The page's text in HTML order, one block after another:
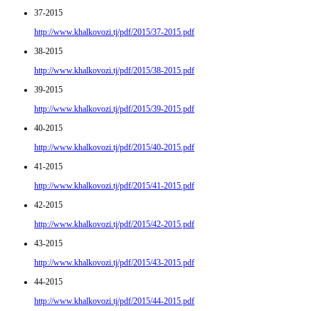
37-2015
http://www.khalkovozi.tj/pdf/2015/37-2015.pdf
38-2015
http://www.khalkovozi.tj/pdf/2015/38-2015.pdf
39-2015
http://www.khalkovozi.tj/pdf/2015/39-2015.pdf
40-2015
http://www.khalkovozi.tj/pdf/2015/40-2015.pdf
41-2015
http://www.khalkovozi.tj/pdf/2015/41-2015.pdf
42-2015
http://www.khalkovozi.tj/pdf/2015/42-2015.pdf
43-2015
http://www.khalkovozi.tj/pdf/2015/43-2015.pdf
44-2015
http://www.khalkovozi.tj/pdf/2015/44-2015.pdf